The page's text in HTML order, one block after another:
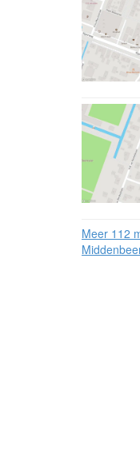
Meer 112